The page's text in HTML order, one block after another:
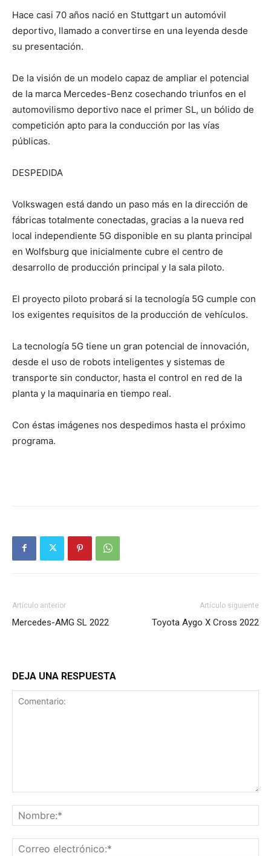
Hace casi 70 años nació en Stuttgart un automóvil
deportivo, llamado a convertirse en una leyenda desde
su presentación.
De la visión de un modelo capaz de ampliar el potencial
de la marca Mercedes-Benz cosechando triunfos en el
automovilismo deportivo nace el primer SL, un bólido de
competición apto para la conducción por las vías
públicas.
DESPEDIDA
Volkswagen está dando un paso más en la dirección de
fábricas totalmente conectadas, gracias a la nueva red
local independiente 5G disponible en su planta principal
en Wolfsburg que inicialmente cubre el centro de
desarrollo de producción principal y la sala piloto.
El proyecto piloto probará si la tecnología 5G cumple con
los exigentes requisitos de la producción de vehículos.
La tecnología 5G tiene un gran potencial de innovación,
desde el uso de robots inteligentes y sistemas de
transporte sin conductor, hasta el control en red de la
planta y la maquinaria en tiempo real.
Con éstas imágenes nos despedimos hasta el próximo
programa.
Artículo anterior
Mercedes-AMG SL 2022
Artículo siguiente
Toyota Aygo X Cross 2022
DEJA UNA RESPUESTA